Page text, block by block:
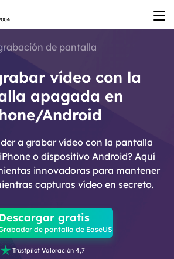
de pantalla
vídeo con la
apagada en
Android
a grabar vídeo con la pantalla
o dispositivo Android? Aquí
innovadoras para mantener
capturas vídeo en secreto.
gratis
de pantalla de EaseUS
 Trustpilot Valoración 4,7